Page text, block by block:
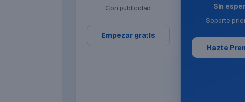
Con publicidad
Empezar gratis
Sin
Soporte
Hazte